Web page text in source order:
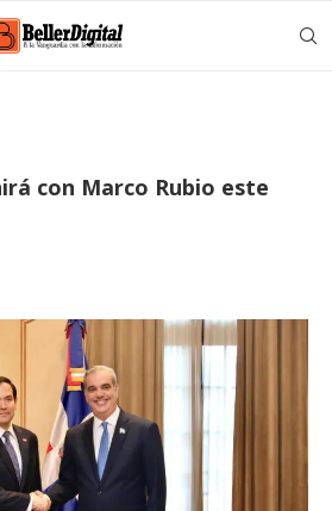
con Marco Rubio este